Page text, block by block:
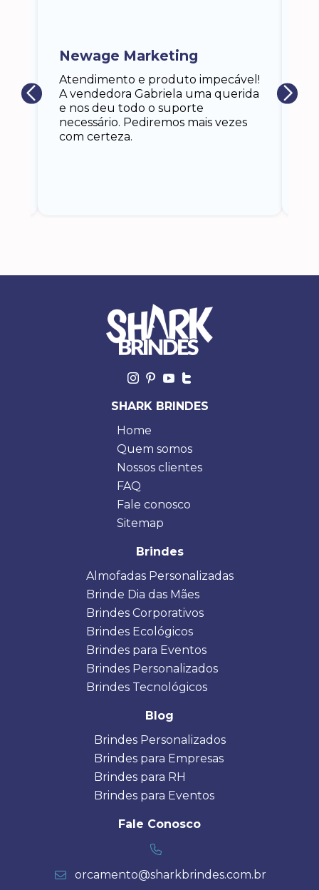
Atendimento e produto impecável!
A vendedora Gabriela uma querida
e nos deu todo o suporte
necessário. Pediremos mais vezes
com certeza.
Newage Marketing
SHARK BRINDES
Home
Quem somos
Nossos clientes
FAQ
Fale conosco
Sitemap
Brindes
Almofadas Personalizadas
Brinde Dia das Mães
Brindes Corporativos
Brindes Ecológicos
Brindes para Eventos
Brindes Personalizados
Brindes Tecnológicos
Blog
Brindes Personalizados
Brindes para Empresas
Brindes para RH
Brindes para Eventos
Fale Conosco
orcamento@sharkbrindes.com.br